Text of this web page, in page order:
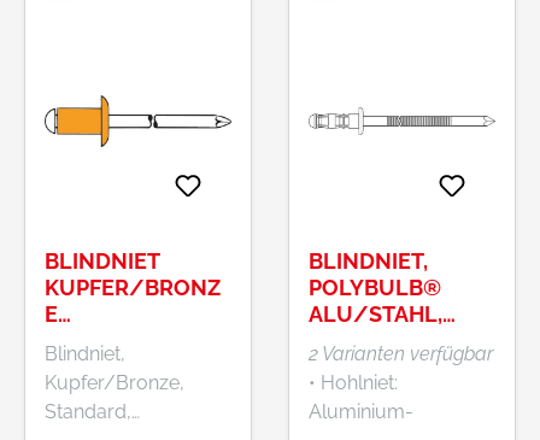
BLINDNIET
KUPFER/BRONZ
E
FLACHRUNDKOP
F 3X8MM GESIPA
Blindniet,
Kupfer/Bronze,
Standard,
BLINDNIET,
POLYBULB®
ALU/STAHL,
FLACHRUNDKOP
F
2 Varianten verfügbar
• Hohlniet:
Aluminium-